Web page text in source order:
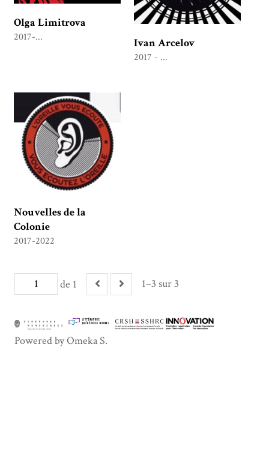
Olga Limitrova
2017-... Ivan Arcelov
2017 - ...
Nouvelles de la
Colonie
2017-2022
de 1 1–3 sur 3
Powered by Omeka S.